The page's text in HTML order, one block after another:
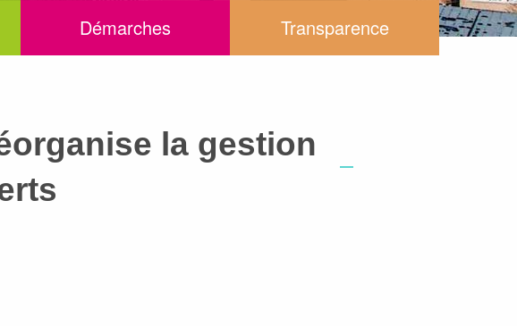
Démarches Transparence
la gestion